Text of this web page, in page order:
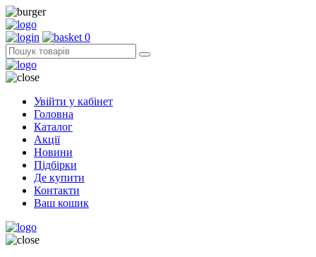
0
Увійти у кабінет
Головна
Каталог
Акції
Новини
Підбірки
Де купити
Контакти
Ваш кошик